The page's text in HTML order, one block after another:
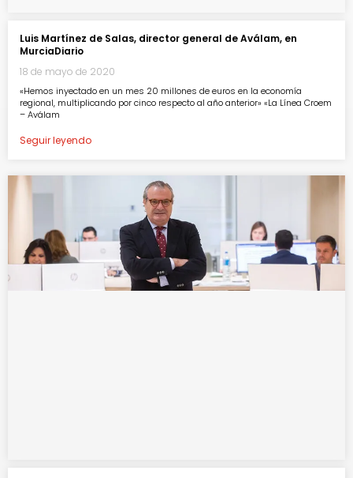
Luis Martínez de Salas, director general de Aválam, en
MurciaDiario
18 de mayo de 2020
«Hemos inyectado en un mes 20 millones de euros en la economía
regional, multiplicando por cinco respecto al año anterior» «La Línea Croem
– Aválam
Seguir leyendo